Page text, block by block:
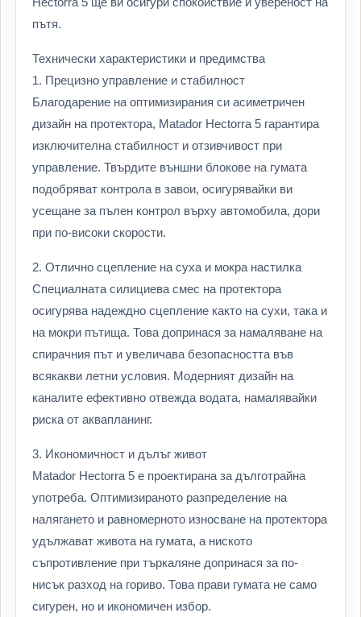
пътя.
Технически характеристики и предимства
1. Прецизно управление и стабилност
Благодарение на оптимизирания си асиметричен
дизайн на протектора, Matador Hectorra 5 гарантира
изключителна стабилност и отзивчивост при
управление. Твърдите външни блокове на гумата
подобряват контрола в завои, осигурявайки ви
усещане за пълен контрол върху автомобила, дори
при по-високи скорости.
2. Отлично сцепление на суха и мокра настилка
Специалната силициева смес на протектора
осигурява надеждно сцепление както на сухи, така и
на мокри пътища. Това допринася за намаляване на
спирачния път и увеличава безопасността във
всякакви летни условия. Модерният дизайн на
каналите ефективно отвежда водата, намалявайки
риска от аквапланинг.
3. Икономичност и дълъг живот
Matador Hectorra 5 е проектирана за дълготрайна
употреба. Оптимизираното разпределение на
налягането и равномерното износване на протектора
удължават живота на гумата, а ниското
съпротивление при търкаляне допринася за по-
нисък разход на гориво. Това прави гумата не само
сигурен, но и икономичен избор.